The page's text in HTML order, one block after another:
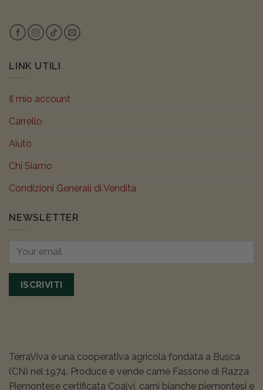
LINK UTILI
Il mio account
Carrello
Aiuto
Chi Siamo
Condizioni Generali di Vendita
NEWSLETTER
ISCRIVITI
TerraViva è una cooperativa agricola fondata a Busca
(CN) nel 1974. Produce e vende carne Fassone di Razza
Piemontese certificata Coalvi, carni bianche piemontesi e